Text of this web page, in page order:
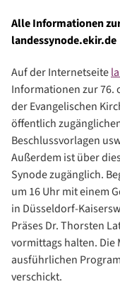
Alle Informationen
landessynode.ekir.de
Auf der Internetseite
Informationen zur 76.
der Evangelischen
öffentlich
Beschlussvorlagen
Außerdem ist über
Synode zugänglich.
um 16 Uhr mit einem
in Düsseldorf-
Präses Dr. Thorsten
vormittags halten. Die
ausführlichen
verschickt.